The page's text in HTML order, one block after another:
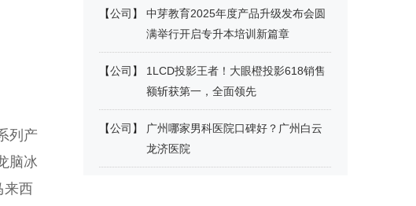
列产
脑冰
来西
【公司 】
中芽教育2025年度产品升级发布会圆
满举行开启专升本培训新篇章
【公司 】
1LCD投影王者！大眼橙投影618销售
额斩获第一，全面领先
【公司 】
广州哪家男科医院口碑好？广州白云
龙济医院